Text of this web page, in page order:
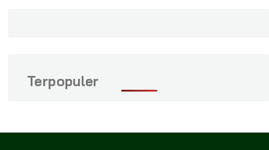
Terpopuler